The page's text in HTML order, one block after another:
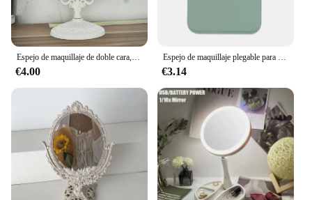
of sophistication to a larger area, these mirrors are
designed to meet your needs and exceed your
expectations.
Espejo de maquillaje de doble cara, espejo de dormitorio de princesa, retro, minimalista, bonito, Europeo, de escritorio
€4.00
Espejo de maquillaje plegable para mujer, espejo de maquillaje de escritorio portátil de alta calidad, un solo lado, creativo, Color sólido
€3.14